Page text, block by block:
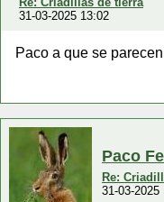
31-03-2025 13:02
Paco a que se
Paco
Re:
31-03-2025